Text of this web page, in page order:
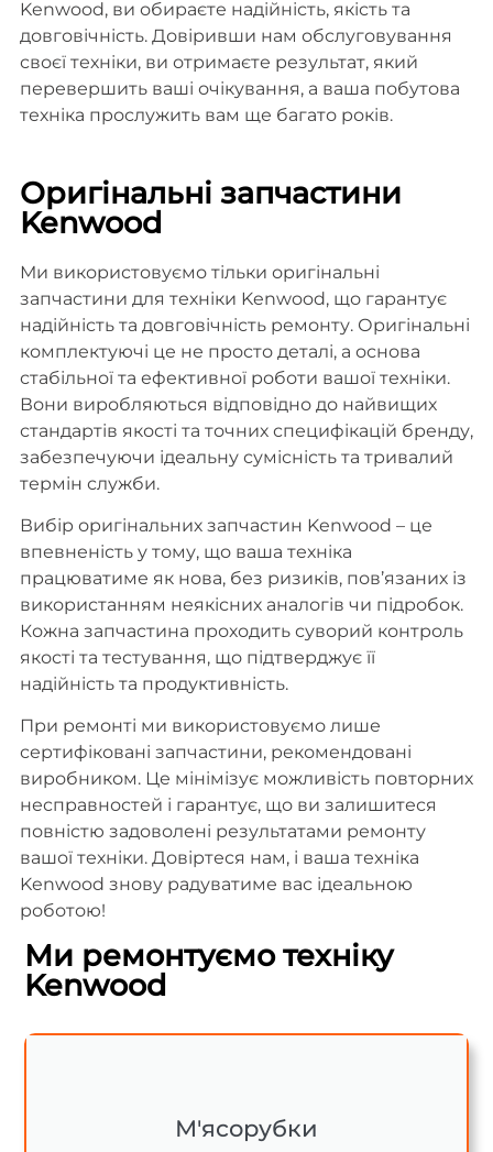
Kenwood, ви обираєте надійність, якість та
довговічність. Довіривши нам обслуговування
своєї техніки, ви отримаєте результат, який
перевершить ваші очікування, а ваша побутова
техніка прослужить вам ще багато років.
Оригінальні запчастини
Kenwood
Ми використовуємо тільки оригінальні
запчастини для техніки Kenwood, що гарантує
надійність та довговічність ремонту. Оригінальні
комплектуючі це не просто деталі, а основа
стабільної та ефективної роботи вашої техніки.
Вони виробляються відповідно до найвищих
стандартів якості та точних специфікацій бренду,
забезпечуючи ідеальну сумісність та тривалий
термін служби.
Вибір оригінальних запчастин Kenwood – це
впевненість у тому, що ваша техніка
працюватиме як нова, без ризиків, пов’язаних із
використанням неякісних аналогів чи підробок.
Кожна запчастина проходить суворий контроль
якості та тестування, що підтверджує її
надійність та продуктивність.
При ремонті ми використовуємо лише
сертифіковані запчастини, рекомендовані
виробником. Це мінімізує можливість повторних
несправностей і гарантує, що ви залишитеся
повністю задоволені результатами ремонту
вашої техніки. Довіртеся нам, і ваша техніка
Kenwood знову радуватиме вас ідеальною
роботою!
Ми ремонтуємо техніку
Kenwood
М'ясорубки